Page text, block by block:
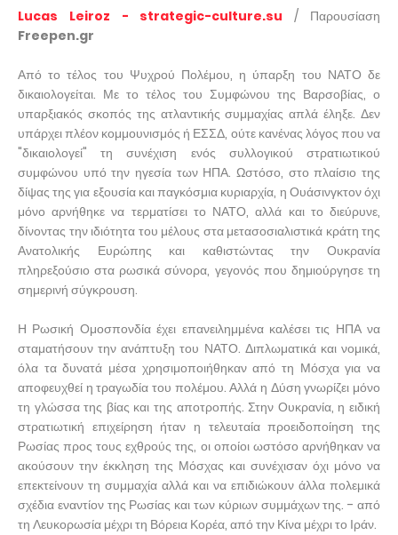
Lucas Leiroz - strategic-culture.su / Παρουσίαση
Freepen.gr
Από το τέλος του Ψυχρού Πολέμου, η ύπαρξη του ΝΑΤΟ δε
δικαιολογείται. Με το τέλος του Συμφώνου της Βαρσοβίας, ο
υπαρξιακός σκοπός της ατλαντικής συμμαχίας απλά έληξε. Δεν
υπάρχει πλέον κομμουνισμός ή ΕΣΣΔ, ούτε κανένας λόγος που να
"δικαιολογεί" τη συνέχιση ενός συλλογικού στρατιωτικού
συμφώνου υπό την ηγεσία των ΗΠΑ. Ωστόσο, στο πλαίσιο της
δίψας της για εξουσία και παγκόσμια κυριαρχία, η Ουάσινγκτον όχι
μόνο αρνήθηκε να τερματίσει το ΝΑΤΟ, αλλά και το διεύρυνε,
δίνοντας την ιδιότητα του μέλους στα μετασοσιαλιστικά κράτη της
Ανατολικής Ευρώπης και καθιστώντας την Ουκρανία
πληρεξούσιο στα ρωσικά σύνορα, γεγονός που δημιούργησε τη
σημερινή σύγκρουση.
Η Ρωσική Ομοσπονδία έχει επανειλημμένα καλέσει τις ΗΠΑ να
σταματήσουν την ανάπτυξη του ΝΑΤΟ. Διπλωματικά και νομικά,
όλα τα δυνατά μέσα χρησιμοποιήθηκαν από τη Μόσχα για να
αποφευχθεί η τραγωδία του πολέμου. Αλλά η Δύση γνωρίζει μόνο
τη γλώσσα της βίας και της αποτροπής. Στην Ουκρανία, η ειδική
στρατιωτική επιχείρηση ήταν η τελευταία προειδοποίηση της
Ρωσίας προς τους εχθρούς της, οι οποίοι ωστόσο αρνήθηκαν να
ακούσουν την έκκληση της Μόσχας και συνέχισαν όχι μόνο να
επεκτείνουν τη συμμαχία αλλά και να επιδιώκουν άλλα πολεμικά
σχέδια εναντίον της Ρωσίας και των κύριων συμμάχων της. - από
τη Λευκορωσία μέχρι τη Βόρεια Κορέα, από την Κίνα μέχρι το Ιράν.